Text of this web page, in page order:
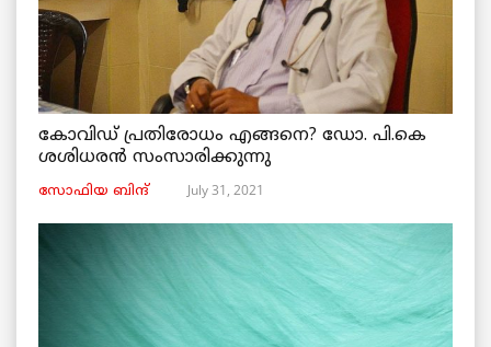
കോവിഡ് പ്രതിരോധം എങ്ങനെ? ഡോ. പി.കെ
ശശിധരൻ സംസാരിക്കുന്നു
സോഫിയ ബിന്ദ് July 31, 2021